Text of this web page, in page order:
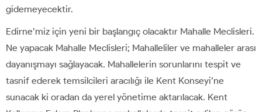
gidemeyecektir.
Edirne’miz için yeni bir başlangıç olacaktır Mahalle Meclisleri.
Ne yapacak Mahalle Meclisleri; Mahalleliler ve mahalleler arası
dayanışmayı sağlayacak. Mahallelerin sorunlarını tespit ve
tasnif ederek temsilcileri aracılığı ile Kent Konseyi’ne
sunacak ki oradan da yerel yönetime aktarılacak. Kent